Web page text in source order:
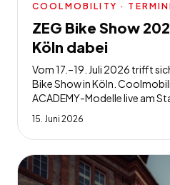
COOLMOBILITY ·
ZEG Bike Show
Köln dabei
Vom 17.–19. Juli 2026 trifft
Bike Show in Köln.
ACADEMY-Modelle live am
15. Juni 2026